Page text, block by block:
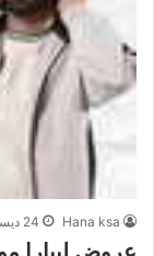
Hana ksa 24 ديسمبر,2023